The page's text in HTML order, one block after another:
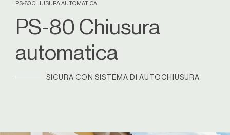
PS-80 CHIUSURA AUTOMATICA
PS-80 Chiusura
automatica
SICURA CON SISTEMA DI AUTOCHIUSURA